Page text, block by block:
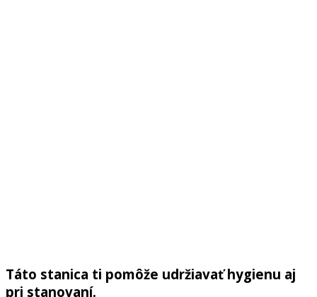
Táto stanica ti pomôže udržiavať hygienu aj
pri stanovaní.